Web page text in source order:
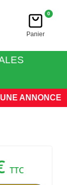
Panier
0
ANNONCE
TTC